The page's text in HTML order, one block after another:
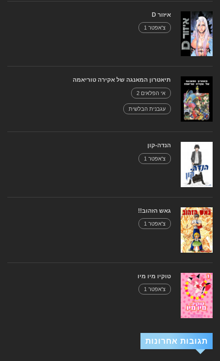
איזור D
צ'אפטר 1
תיאטרון המאנגה של אקירה טוריאמה
אי הפלאים 2
עגבנית הבלשית
הנדה-קון
צ'אפטר 1
גאש הזהוב!!
צ'אפטר 1
טוקיו מיו מיו
צ'אפטר 1
תגובות אחרונות